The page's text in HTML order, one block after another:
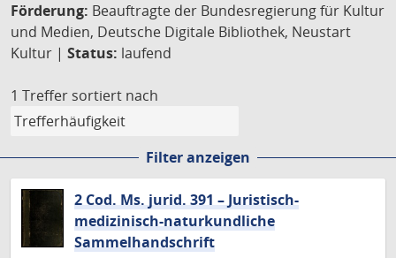
Förderung: Beauftragte der Bundesregierung für Kultur
und Medien, Deutsche Digitale Bibliothek, Neustart
Kultur | Status: laufend
1 Treffer sortiert nach
Filter anzeigen
2 Cod. Ms. jurid. 391 – Juristisch-
medizinisch-naturkundliche
Sammelhandschrift